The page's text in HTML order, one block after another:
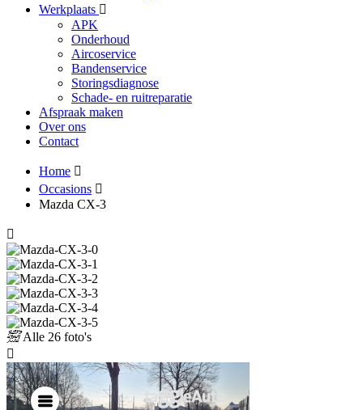
Werkplaats
APK
Onderhoud
Aircoservice
Bandenservice
Storingsdiagnose
Schade- en ruitreparatie
Afspraak maken
Over ons
Contact
Home
Occasions
Mazda CX-3
Alle 26 foto's